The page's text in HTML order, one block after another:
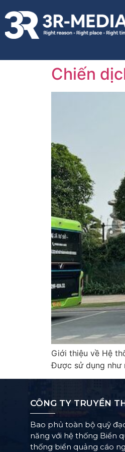
Chiến
Giới thiệu về Hệ
Được sử dụng như
CÔNG TY TRUYỀN
Bao phủ toàn bộ quỹ
năng với hệ thống Biển
thống biển quảng cáo